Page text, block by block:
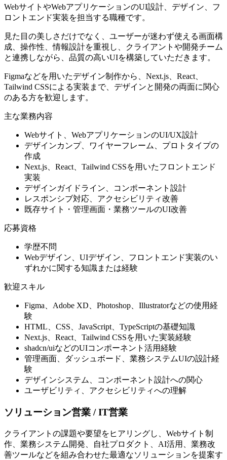
WebサイトやWebアプリケーションのUI設計、デザイン、フ
ロントエンド実装を担当する職種です。
見た目の美しさだけでなく、ユーザーが迷わず使える画面構
成、操作性、情報設計を重視し、クライアントや開発チーム
と連携しながら、品質の高いUIを構築していただきます。
Figmaなどを用いたデザイン制作から、Next.js、React、
Tailwind CSSによる実装まで、デザインと開発の両面に関心
のある方を歓迎します。
主な業務内容
Webサイト、WebアプリケーションのUI/UX設計
デザインカンプ、ワイヤーフレーム、プロトタイプの
作成
Next.js、React、Tailwind CSSを用いたフロントエンド
実装
デザインガイドライン、コンポーネント設計
レスポンシブ対応、アクセシビリティ改善
既存サイト・管理画面・業務ツールのUI改善
応募資格
学歴不問
Webデザイン、UIデザイン、フロントエンド実装のい
ずれかに関する知識または経験
歓迎スキル
Figma、Adobe XD、Photoshop、Illustratorなどの使用経
験
HTML、CSS、JavaScript、TypeScriptの基礎知識
Next.js、React、Tailwind CSSを用いた実装経験
shadcn/uiなどのUIコンポーネント活用経験
管理画面、ダッシュボード、業務システムUIの設計経
験
デザインシステム、コンポーネント設計への関心
ユーザビリティ、アクセシビリティへの理解
ソリューション営業 / IT営業
クライアントの課題や要望をヒアリングし、Webサイト制
作、業務システム開発、自社プロダクト、AI活用、業務改
善ツールなどを組み合わせた最適なソリューションを提案す